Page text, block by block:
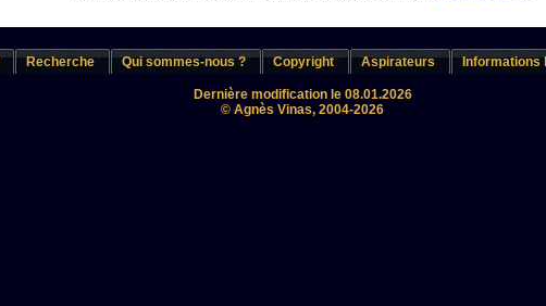
Recherche Qui sommes-nous ? Copyright Aspirateurs Informations
Dernière modification le 08.01.2026
© Agnès Vinas, 2004-2026